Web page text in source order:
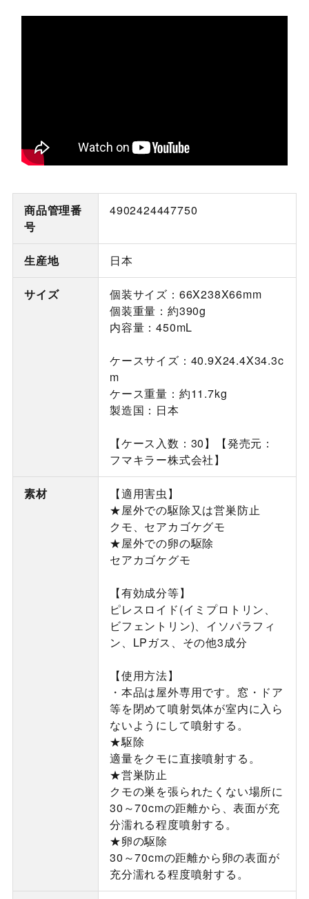
商品管理番
号
4902424447750
生産地 日本
サイズ
個装サイズ：66X238X66mm
個装重量：約390g
内容量：450mL
ケースサイズ：40.9X24.4X34.3c
m
ケース重量：約11.7kg
製造国：日本
【ケース入数：30】【発売元：
フマキラー株式会社】
素材
【適用害虫】
★屋外での駆除又は営巣防止
クモ、セアカゴケグモ
★屋外での卵の駆除
セアカゴケグモ
【有効成分等】
ピレスロイド(イミプロトリン、
ビフェントリン)、イソパラフィ
ン、LPガス、その他3成分
【使用方法】
・本品は屋外専用です。窓・ドア
等を閉めて噴射気体が室内に入ら
ないようにして噴射する。
★駆除
適量をクモに直接噴射する。
★営巣防止
クモの巣を張られたくない場所に
30～70cmの距離から、表面が充
分濡れる程度噴射する。
★卵の駆除
30～70cmの距離から卵の表面が
充分濡れる程度噴射する。